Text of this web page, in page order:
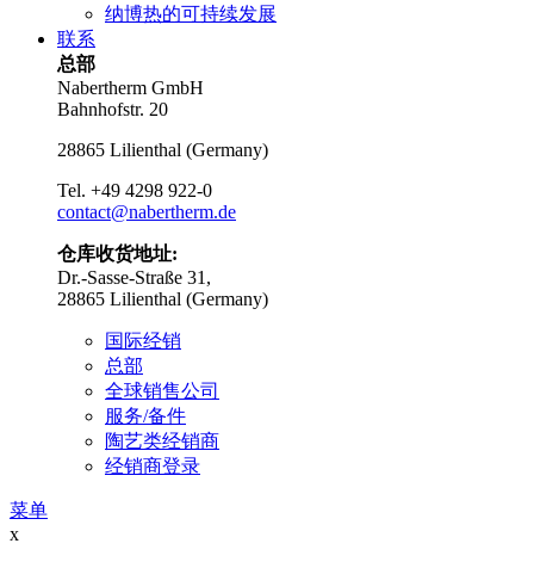
纳博热的可持续发展
联系
总部
Nabertherm GmbH
Bahnhofstr. 20
28865 Lilienthal (Germany)
Tel. +49 4298 922-0
contact@nabertherm.de
仓库收货地址:
Dr.-Sasse-Straße 31,
28865 Lilienthal (Germany)
国际经销
总部
全球销售公司
服务/备件
陶艺类经销商
经销商登录
菜单
x